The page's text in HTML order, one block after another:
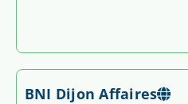
BNI Dijon Affaires